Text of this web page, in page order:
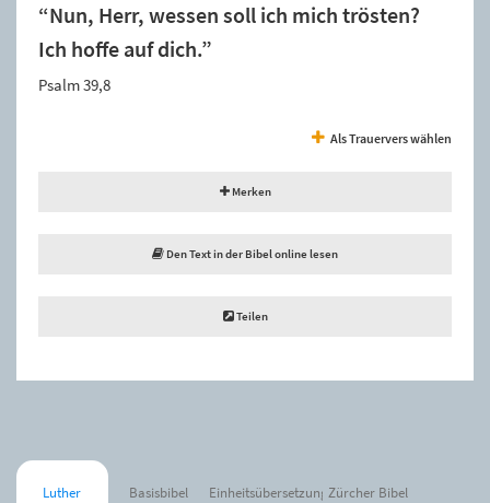
“Nun, Herr, wessen soll ich mich trösten?
Ich hoffe auf dich.”
Psalm 39,8
Als Trauervers wählen
Merken
Den Text in der Bibel online lesen
Teilen
Luther Basisbibel Einheitsübersetzung Zürcher Bibel